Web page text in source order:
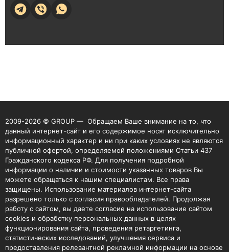
2009-2026 © GROUP — Обращаем Ваше внимание на то, что
данный интернет-сайт и его содержимое носят исключительно
информационный характер и ни при каких условиях не являются
публичной офертой, определяемой положениями Статьи 437
Гражданского кодекса РФ. Для получения подробной
информации о наличии и стоимости указанных товаров Вы
можете обращаться к нашим специалистам. Все права
защищены. Использование материалов интернет-сайта
разрешено только с согласия правообладателей. Продолжая
работу с сайтом, вы даете согласие на использование сайтом
cookies и обработку персональных данных в целях
функционирования сайта, проведения ретаргетинга,
статистических исследований, улучшения сервиса и
предоставления релевантной рекламной информации на основе